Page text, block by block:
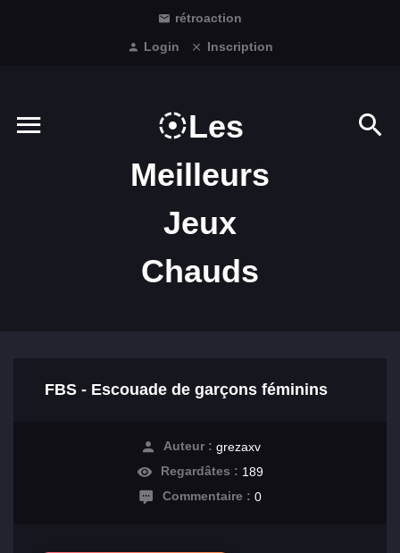
rétroaction
Login
Inscription
Les
Meilleurs
Jeux
Chauds
FBS - Escouade de garçons féminins
Auteur : grezaxv
Regardâtes : 189
Commentaire : 0